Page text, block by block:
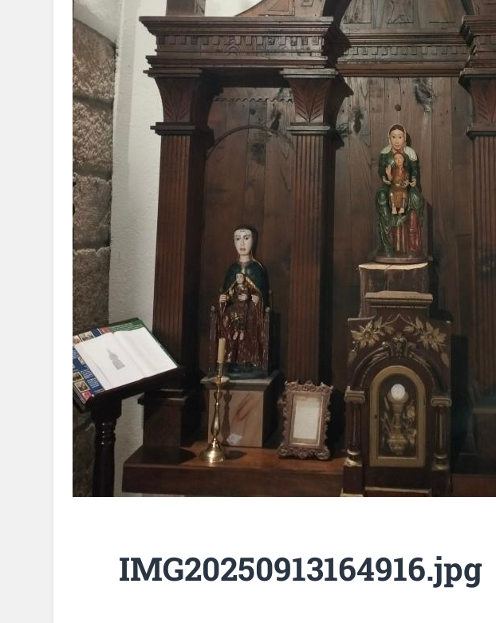
IMG20250913164916.jpg